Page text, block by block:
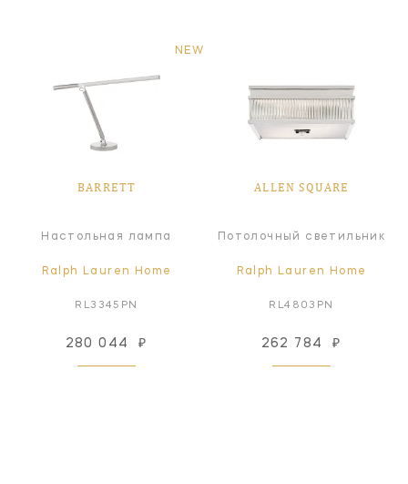
NEW
BARRETT
Настольная лампа
Ralph Lauren Home
RL3345PN
280 044 ₽
ALLEN SQUARE
Потолочный светильник
Ralph Lauren Home
RL4803PN
262 784 ₽